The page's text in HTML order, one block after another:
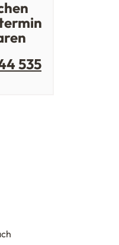
535